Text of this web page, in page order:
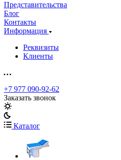
Представительства
Блог
Контакты
Информация
Реквизиты
Клиенты
+7 977 090-92-62
Заказать звонок
Каталог